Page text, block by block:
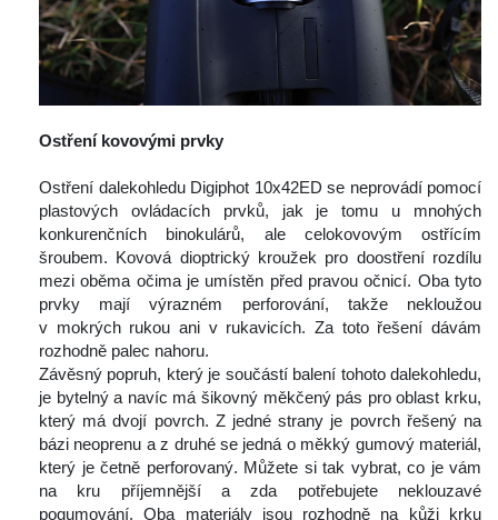
Ostření kovovými prvky
Ostření dalekohledu Digiphot 10x42ED se neprovádí pomocí
plastových ovládacích prvků, jak je tomu u mnohých
konkurenčních binokulárů, ale celokovovým ostřícím
šroubem. Kovová dioptrický kroužek pro doostření rozdílu
mezi oběma očima je umístěn před pravou očnicí. Oba tyto
prvky mají výrazném perforování, takže nekloužou
v mokrých rukou ani v rukavicích. Za toto řešení dávám
rozhodně palec nahoru.
Závěsný popruh, který je součástí balení tohoto dalekohledu,
je bytelný a navíc má šikovný měkčený pás pro oblast krku,
který má dvojí povrch. Z jedné strany je povrch řešený na
bázi neoprenu a z druhé se jedná o měkký gumový materiál,
který je četně perforovaný. Můžete si tak vybrat, co je vám
na kru příjemnější a zda potřebujete neklouzavé
pogumování. Oba materiály jsou rozhodně na kůži krku